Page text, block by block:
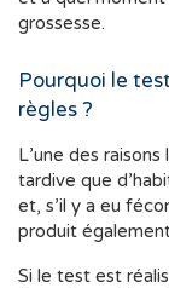
grossesse.
Pourquoi le
règles ?
L’une des
tardive que
et, s’il y a eu
produit
Si le test est